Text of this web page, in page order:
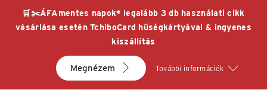
🛒✂️ÁFAmentes napok* legalább 3 db használati cikk
vásárlása esetén TchiboCard hűségkártyával & ingyenes
kiszállítás
Megnézem További információk